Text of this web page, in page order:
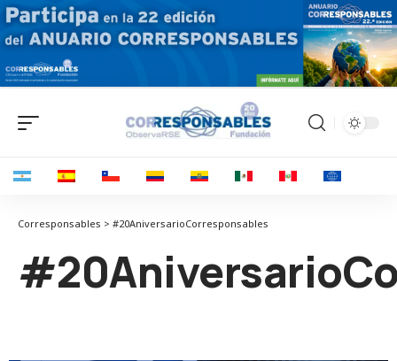
Corresponsables > #20AniversarioCorresponsables